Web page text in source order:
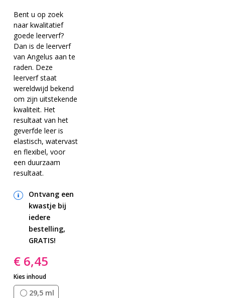
begin
van
de
afbeeldingen-
gallerij
Bent u op zoek
naar kwalitatief
goede leerverf?
Dan is de leerverf
van Angelus aan te
raden. Deze
leerverf staat
wereldwijd bekend
om zijn uitstekende
kwaliteit. Het
resultaat van het
geverfde leer is
elastisch, watervast
en flexibel, voor
een duurzaam
resultaat.
Ontvang een
kwastje bij
iedere
bestelling,
GRATIS!
€ 6,45
Kies inhoud
29,5 ml